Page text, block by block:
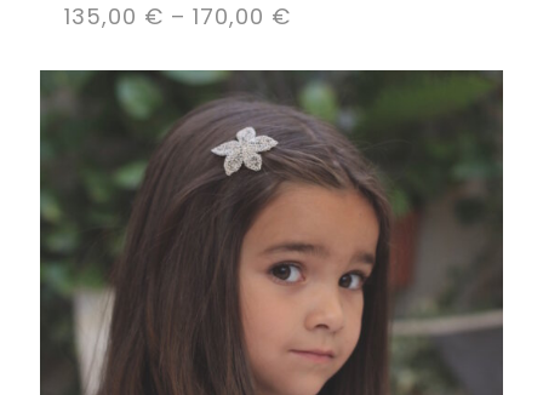
135,00 € – 170,00 €